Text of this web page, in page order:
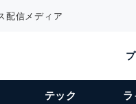
配信メディア
テック